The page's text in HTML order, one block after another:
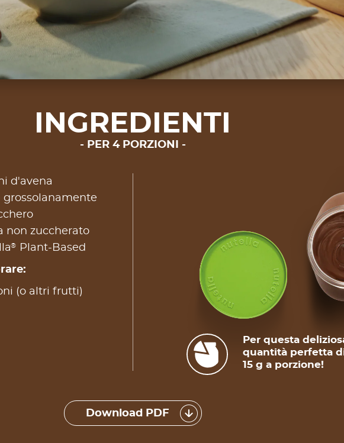
INGREDIENTI
PER 4 PORZIONI
d'avena
non zuccherato
® Plant-Based
(o altri frutti)
Per questa
quantità perfetta
15 g a porzione!
Download PDF